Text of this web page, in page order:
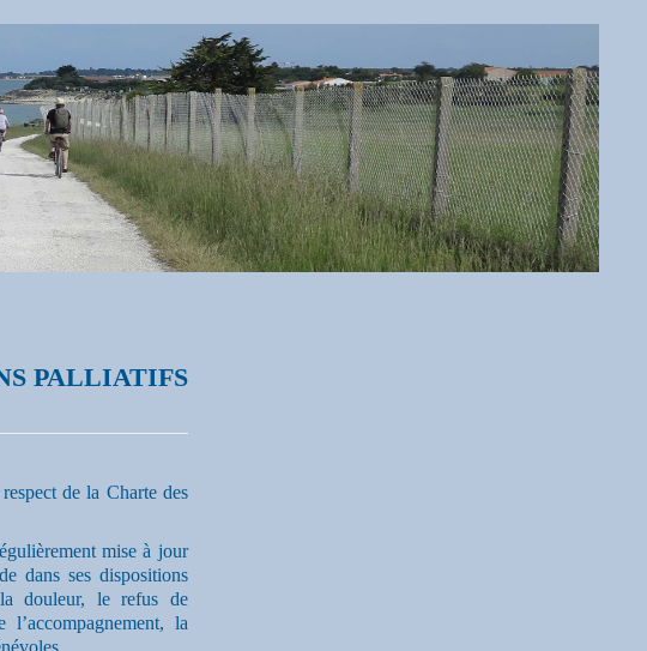
PALLIATIFS
de la Charte des
mise à jour
dans ses dispositions
douleur, le refus de
l’accompagnement, la